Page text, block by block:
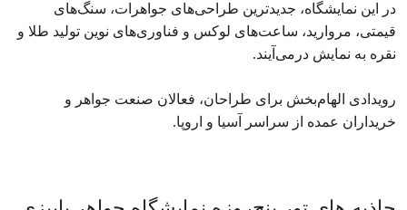
در این نمایشگاه، جدیدترین طراحی‌های جواهرات، سنگ‌های
قیمتی، مروارید، ساعت‌های لوکس و فناوری‌های نوین تولید طلا و
نقره به نمایش درمی‌آیند.
رویدادی الهام‌بخش برای طراحان، فعالان صنعت جواهر و
خریداران عمده از سراسر آسیا و اروپا.